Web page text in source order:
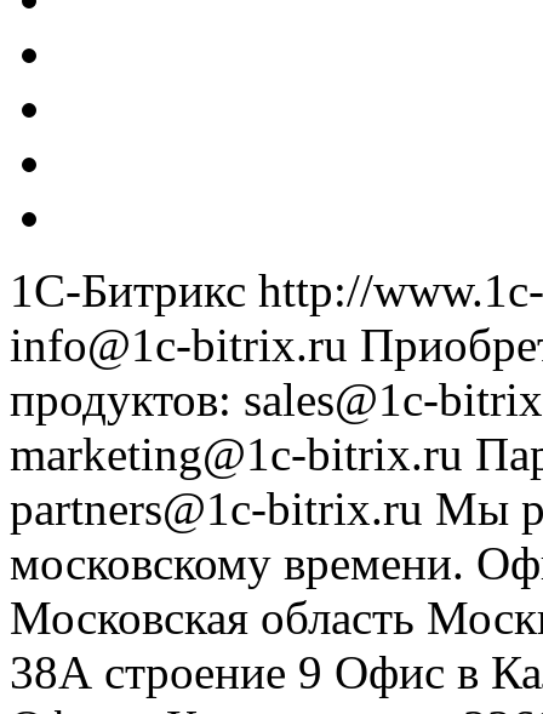
1С-Битрикс http://
info@1c-bitrix.ru
продуктов: sales@1c-
marketing@1c-bitrix.ru
partners@1c-bitrix.ru Мы
московскому времени.
Московская область
38А строение 9 Офис в